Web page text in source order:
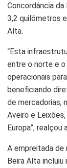
Concordância
3,2 quilómetros
Alta.
“Esta
entre o norte e
operacionais
beneficiando
de mercadorias,
Aveiro e
Europa”, realçou
A empreitada de
Beira Alta